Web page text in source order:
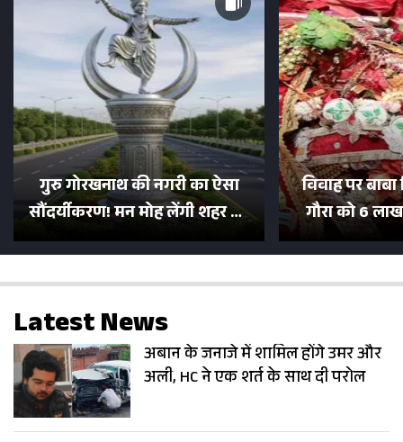
गुरु गोरखनाथ की नगरी का ऐसा
सौंदर्यीकरण! मन मोह लेंगी शहर की
सड़कें; देखें Photos
विवाह पर
गौरा को 6
500 भक्तों
Latest News
अबान के जनाजे में शामिल होंगे उमर और
अली, HC ने एक शर्त के साथ दी परोल